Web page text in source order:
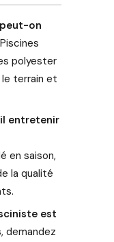
on
Piscines
polyester
terrain et
entretenir
en saison,
la qualité
est
demandez